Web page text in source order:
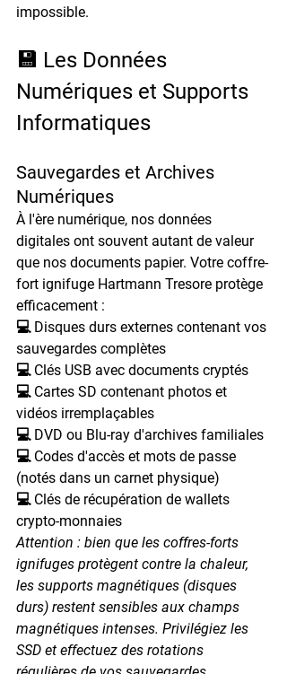
impossible.
💾 Les Données
Numériques et Supports
Informatiques
Sauvegardes et Archives
Numériques
À l'ère numérique, nos données
digitales ont souvent autant de valeur
que nos documents papier. Votre coffre-
fort ignifuge Hartmann Tresore protège
efficacement :
💻 Disques durs externes contenant vos
sauvegardes complètes
💻 Clés USB avec documents cryptés
💻 Cartes SD contenant photos et
vidéos irremplaçables
💻 DVD ou Blu-ray d'archives familiales
💻 Codes d'accès et mots de passe
(notés dans un carnet physique)
💻 Clés de récupération de wallets
crypto-monnaies
Attention : bien que les coffres-forts
ignifuges protègent contre la chaleur,
les supports magnétiques (disques
durs) restent sensibles aux champs
magnétiques intenses. Privilégiez les
SSD et effectuez des rotations